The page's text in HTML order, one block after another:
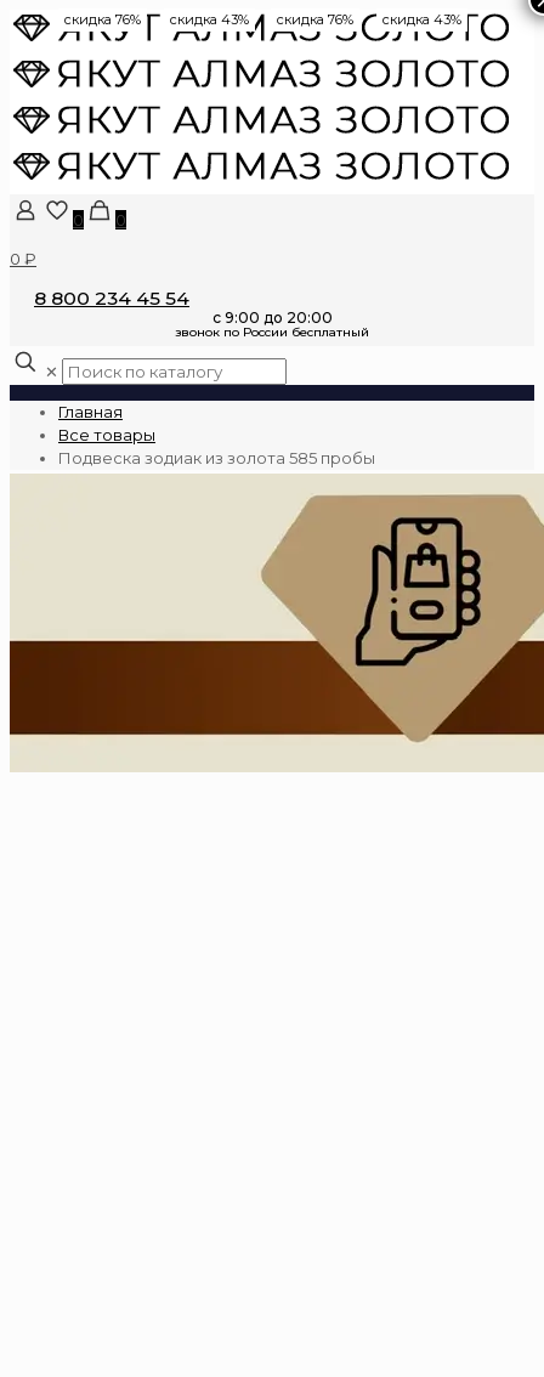
0
0
0 ₽
8 800 234 45 54
✕
Главная
Все товары
Подвеска зодиак из золота 585 пробы
скидка 76% скидка 43% скидка 76% скидка 43%